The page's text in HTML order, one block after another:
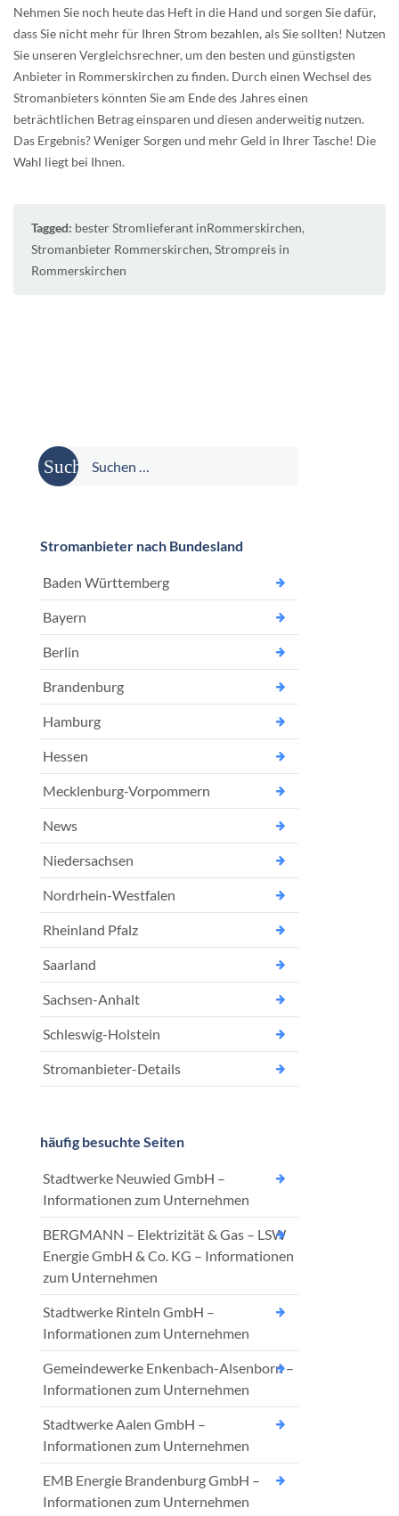
Nehmen Sie noch heute das Heft in die Hand und sorgen Sie dafür,
dass Sie nicht mehr für Ihren Strom bezahlen, als Sie sollten! Nutzen
Sie unseren Vergleichsrechner, um den besten und günstigsten
Anbieter in Rommerskirchen zu finden. Durch einen Wechsel des
Stromanbieters könnten Sie am Ende des Jahres einen
beträchtlichen Betrag einsparen und diesen anderweitig nutzen.
Das Ergebnis? Weniger Sorgen und mehr Geld in Ihrer Tasche! Die
Wahl liegt bei Ihnen.
Tagged: bester Stromlieferant inRommerskirchen,
Stromanbieter Rommerskirchen, Strompreis in
Rommerskirchen
Suche
nach:
Stromanbieter nach Bundesland
Baden Württemberg
Bayern
Berlin
Brandenburg
Hamburg
Hessen
Mecklenburg-Vorpommern
News
Niedersachsen
Nordrhein-Westfalen
Rheinland Pfalz
Saarland
Sachsen-Anhalt
Schleswig-Holstein
Stromanbieter-Details
häufig besuchte Seiten
Stadtwerke Neuwied GmbH –
Informationen zum Unternehmen
BERGMANN – Elektrizität & Gas – LSW
Energie GmbH & Co. KG – Informationen
zum Unternehmen
Stadtwerke Rinteln GmbH –
Informationen zum Unternehmen
Gemeindewerke Enkenbach-Alsenborn –
Informationen zum Unternehmen
Stadtwerke Aalen GmbH –
Informationen zum Unternehmen
EMB Energie Brandenburg GmbH –
Informationen zum Unternehmen